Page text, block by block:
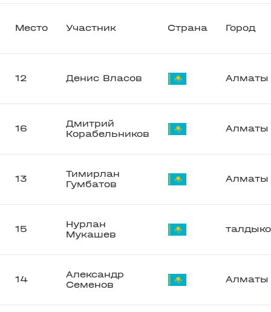
Место Участник Страна Город
12 Денис Власов Алматы
16
Дмитрий
Корабельников
Алматы
13
Тимирлан
Гумбатов
Алматы
15
Нурлан
Мукашев
14
Александр
Семенов
Алматы